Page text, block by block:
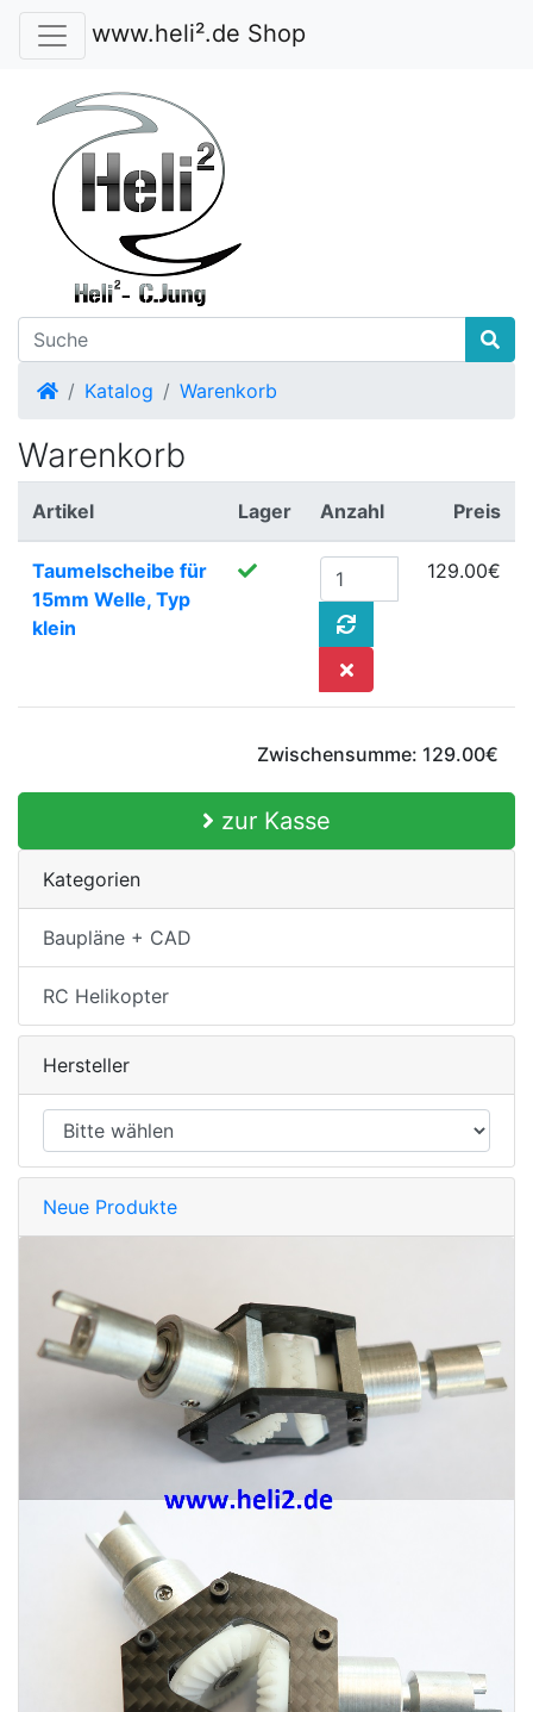
www.heli².de Shop
Startseite
Katalog Warenkorb
Warenkorb
Artikel Lager Anzahl Preis
Taumelscheibe für
15mm Welle, Typ
klein
129.00€
Zwischensumme: 129.00€
zur Kasse
Kategorien
Baupläne + CAD
RC Helikopter
Hersteller
Neue Produkte